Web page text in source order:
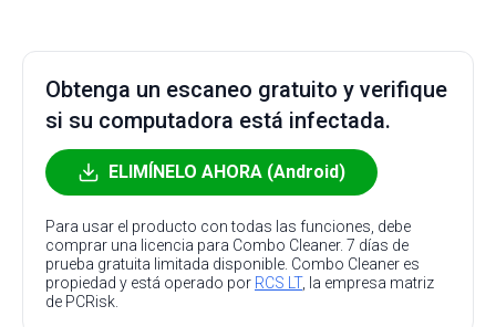
Obtenga un escaneo gratuito y verifique
si su computadora está infectada.
ELIMÍNELO AHORA (Android)
Para usar el producto con todas las funciones, debe
comprar una licencia para Combo Cleaner. 7 días de
prueba gratuita limitada disponible. Combo Cleaner es
propiedad y está operado por RCS LT, la empresa matriz
de PCRisk.